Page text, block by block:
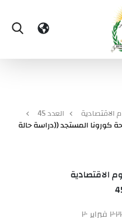
الاقتصادية
العدد 45
كورونا المستجد ((دراسة حالة
الاقتصادية